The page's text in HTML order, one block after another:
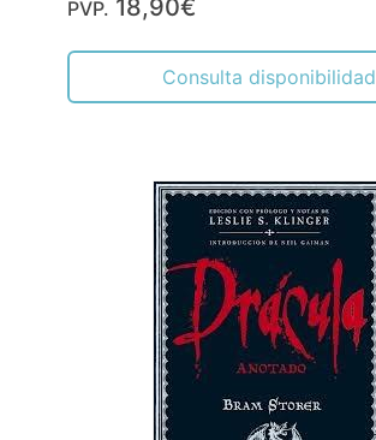
PVP. 18,90€
Consulta disponibilidad